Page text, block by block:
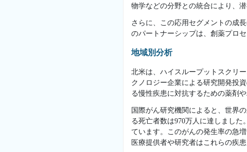
物学などの分野との統合により、
さらに、この応用セグメントの成
のパートナーシップは、創薬プロ
地域別分析
北米は、ハイスループットスクリ
クノロジー企業による研究開発投
る慢性疾患に対抗するための薬剤
国際がん研究機関によると、世界
る死亡者数は970万人に達しました
ています。このがんの発生率の急
医療提供者や研究者はこれらの疾